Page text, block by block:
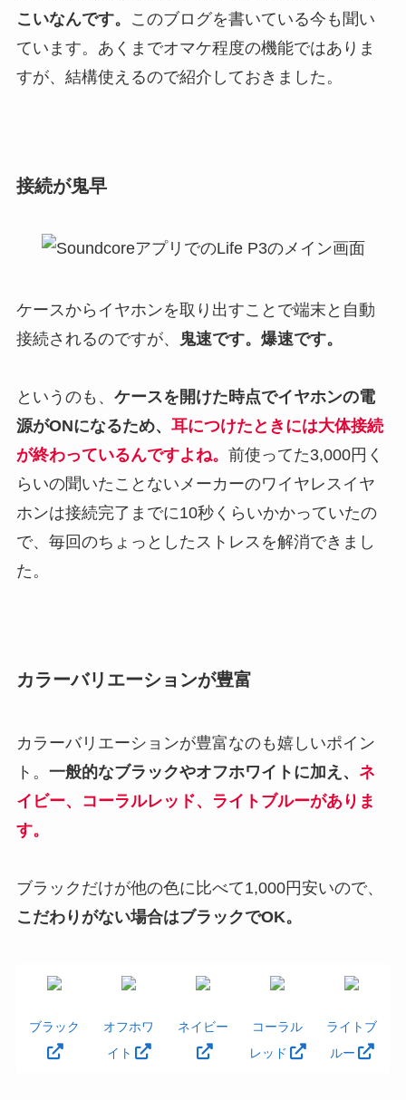
こいなんです。
このブログを書いている今も聞い
ています。あくまでオマケ程度の機能ではありま
すが、結構使えるので紹介しておきました。
接続が鬼早
ケースからイヤホンを取り出すことで端末と自動
接続されるのですが、
鬼速です。爆速です。
というのも、 ケースを開けた時点でイヤホンの電
源がONになるため、 耳につけたときには大体接続
が終わっているんですよね。 前使ってた3,000円く
らいの聞いたことないメーカーのワイヤレスイヤ
ホンは接続完了までに10秒くらいかかっていたの
で、毎回のちょっとしたストレスを解消できまし
た。
カラーバリエーションが豊富
カラーバリエーションが豊富なのも嬉しいポイン
ト。 一般的なブラックやオフホワイトに加え、 ネ
イビー、コーラルレッド、ライトブルーがありま
す。
ブラックだけが他の色に比べて1,000円安いので、
こだわりがない場合はブラックでOK。
ブラック
オフホワ
イト
ネイビー
コーラル
レッド
ライトブ
ルー